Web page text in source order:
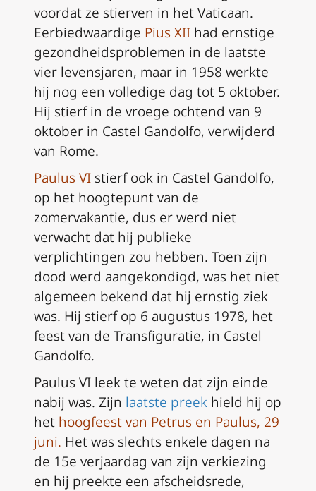
voordat ze stierven in het Vaticaan.
Eerbiedwaardige Pius XII had ernstige
gezondheidsproblemen in de laatste
vier levensjaren, maar in 1958 werkte
hij nog een volledige dag tot 5 oktober.
Hij stierf in de vroege ochtend van 9
oktober in Castel Gandolfo, verwijderd
van Rome.
Paulus VI stierf ook in Castel Gandolfo,
op het hoogtepunt van de
zomervakantie, dus er werd niet
verwacht dat hij publieke
verplichtingen zou hebben. Toen zijn
dood werd aangekondigd, was het niet
algemeen bekend dat hij ernstig ziek
was. Hij stierf op 6 augustus 1978, het
feest van de Transfiguratie, in Castel
Gandolfo.
Paulus VI leek te weten dat zijn einde
nabij was. Zijn laatste preek hield hij op
het hoogfeest van Petrus en Paulus, 29
juni. Het was slechts enkele dagen na
de 15e verjaardag van zijn verkiezing
en hij preekte een afscheidsrede,